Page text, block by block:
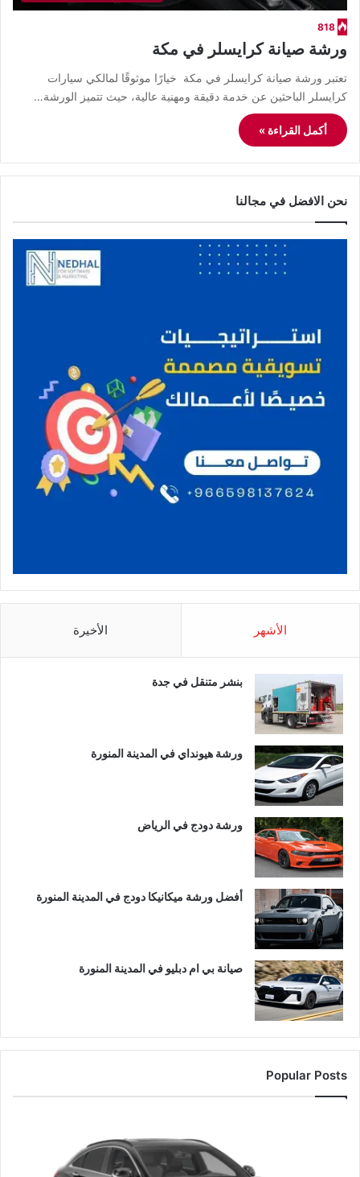
818
ورشة صيانة كرايسلر في مكة
تعتبر ورشة صيانة كرايسلر في مكة خيارًا موثوقًا لمالكي سيارات
كرايسلر الباحثين عن خدمة دقيقة ومهنية عالية، حيث تتميز الورشة…
أكمل القراءة »
نحن الافضل في مجالنا
الأشهر الأخيرة
بنشر متنقل في جدة
ورشة هيونداي في المدينة المنورة
ورشة دودج في الرياض
أفضل ورشة ميكانيكا دودج في المدينة المنورة
صيانة بي ام دبليو في المدينة المنورة
Popular Posts